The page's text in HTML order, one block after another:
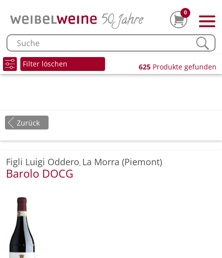
0
Filter löschen 625 Produkte gefunden
Zurück
Figli Luigi Oddero, La Morra (Piemont)
Barolo DOCG